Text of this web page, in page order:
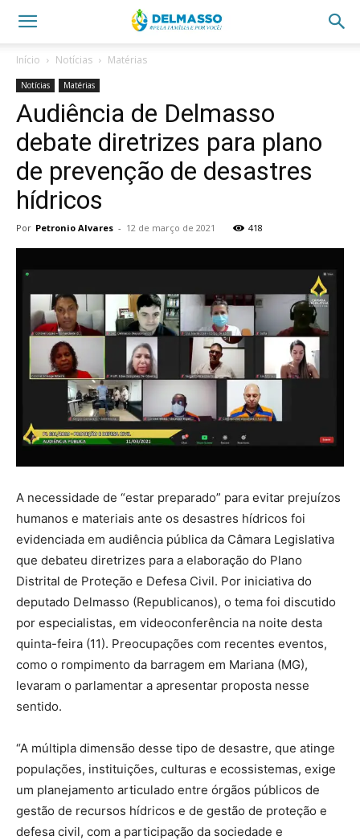
Início Notícias Matérias
Notícias Matérias
Audiência de Delmasso
debate diretrizes para plano
de prevenção de desastres
hídricos
Por Petronio Alvares - 12 de março de 2021 418
A necessidade de “estar preparado” para evitar prejuízos
humanos e materiais ante os desastres hídricos foi
evidenciada em audiência pública da Câmara Legislativa
que debateu diretrizes para a elaboração do Plano
Distrital de Proteção e Defesa Civil. Por iniciativa do
deputado Delmasso (Republicanos), o tema foi discutido
por especialistas, em videoconferência na noite desta
quinta-feira (11). Preocupações com recentes eventos,
como o rompimento da barragem em Mariana (MG),
levaram o parlamentar a apresentar proposta nesse
sentido.
“A múltipla dimensão desse tipo de desastre, que atinge
populações, instituições, culturas e ecossistemas, exige
um planejamento articulado entre órgãos públicos de
gestão de recursos hídricos e de gestão de proteção e
defesa civil, com a participação da sociedade e